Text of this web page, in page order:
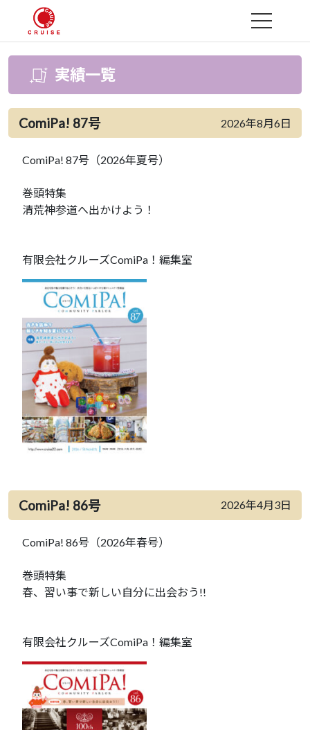
MENU
実績一覧
ComiPa! 87号 2026年8月6日
ComiPa! 87号（2026年夏号）
巻頭特集
清荒神参道へ出かけよう！
有限会社クルーズComiPa！編集室
ComiPa! 86号 2026年4月3日
ComiPa! 86号（2026年春号）
巻頭特集
春、習い事で新しい自分に出会おう!!
有限会社クルーズComiPa！編集室